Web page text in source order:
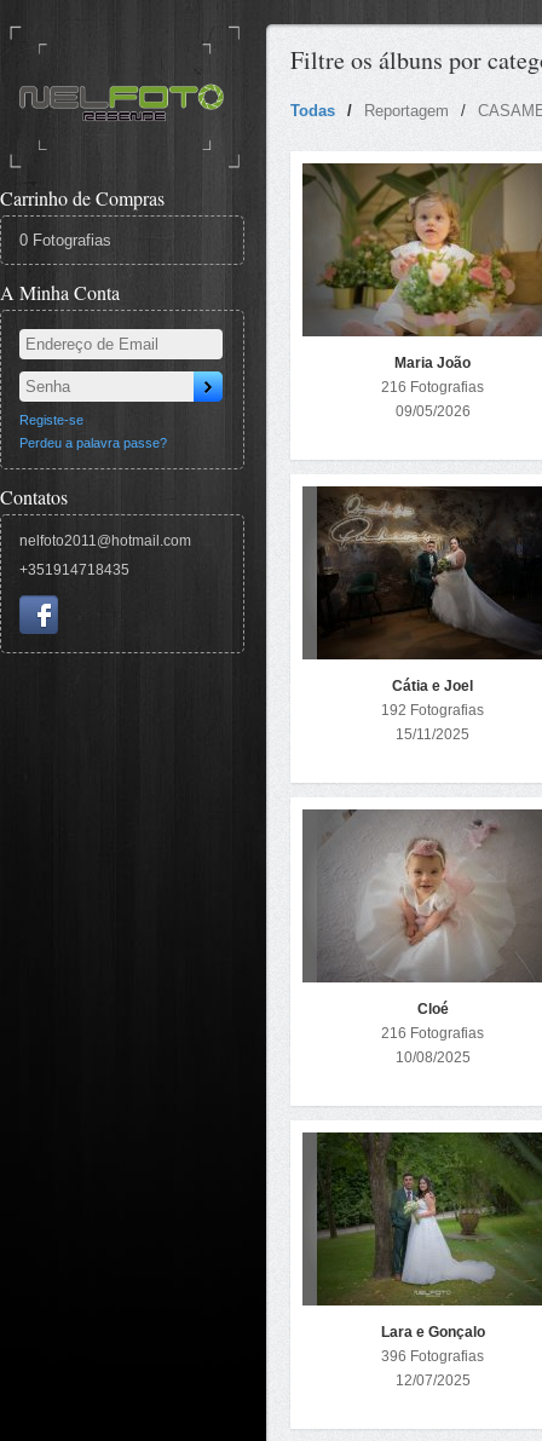
Carrinho de Compras
0 Fotografias
A Minha Conta
Registe-se
Perdeu a palavra passe?
Contatos
nelfoto2011@hotmail.com
+351914718435
Filtre os álbuns por
Todas Reportagem
Maria João
216 Fotografias
09/05/2026
Cátia e Joel
192 Fotografias
15/11/2025
Cloé
216 Fotografias
10/08/2025
Lara e Gonçalo
396 Fotografias
12/07/2025